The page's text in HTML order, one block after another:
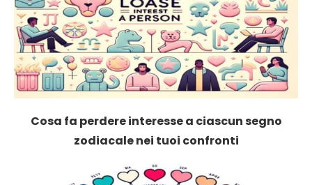
Cosa fa perdere interesse a ciascun segno
zodiacale nei tuoi confronti